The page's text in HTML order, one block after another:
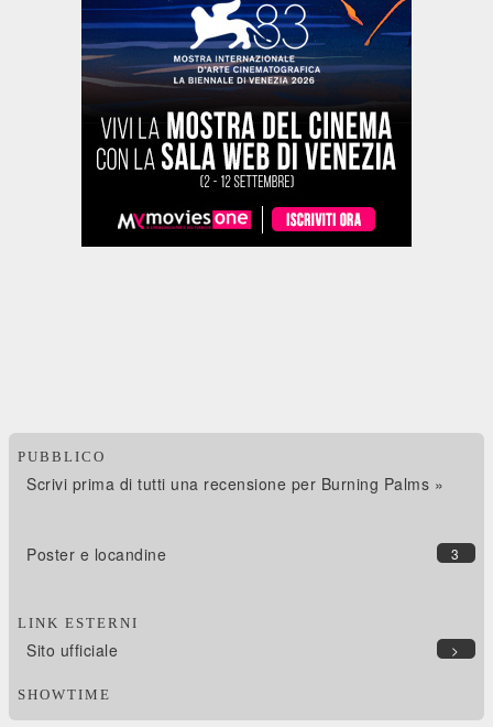
PUBBLICO
Scrivi prima di tutti una recensione per Burning Palms »
3
Poster e locandine
LINK ESTERNI
>
Sito ufficiale
SHOWTIME